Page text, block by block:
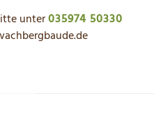
unter035974 50330